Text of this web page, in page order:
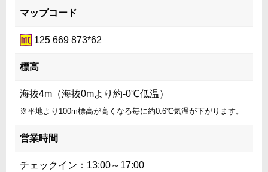
マップコード
125 669 873*62
標高
海抜4m（海抜0mより約-0℃低温）
※平地より100m標高が高くなる毎に約0.6℃気温が下がります。
営業時間
チェックイン：13:00～17:00